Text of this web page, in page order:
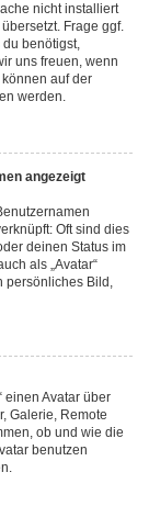
nicht installiert
Frage ggf.
benötigst,
uns freuen, wenn
auf der
werden.
angezeigt
Oft sind dies
deinen Status im
als „Avatar“
persönliches Bild,
einen Avatar über
Galerie, Remote
ob und wie die
benutzen